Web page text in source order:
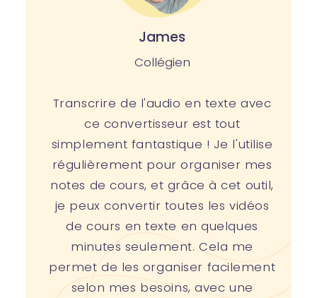
James
Collégien
Transcrire de l'audio en texte avec
ce convertisseur est tout
simplement fantastique ! Je l'utilise
régulièrement pour organiser mes
notes de cours, et grâce à cet outil,
je peux convertir toutes les vidéos
de cours en texte en quelques
minutes seulement. Cela me
permet de les organiser facilement
selon mes besoins, avec une